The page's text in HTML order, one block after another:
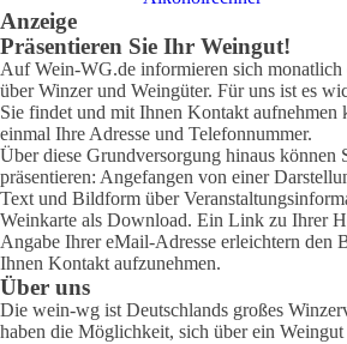
Anzeige
Präsentieren Sie Ihr Weingut!
Auf Wein-WG.de informieren sich monatlich
über Winzer und Weingüter. Für uns ist es
Sie findet und mit Ihnen Kontakt aufnehmen
einmal Ihre Adresse und Telefonnummer.
Über diese Grundversorgung hinaus können
präsentieren: Angefangen von einer
Text und Bildform über
Weinkarte als Download. Ein Link zu Ihrer
Angabe Ihrer eMail-Adresse erleichtern den
Ihnen Kontakt aufzunehmen.
Über uns
Die wein-wg ist Deutschlands großes
haben die Möglichkeit, sich über ein